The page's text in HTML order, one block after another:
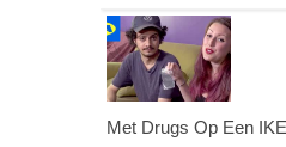
Met Drugs Op Een